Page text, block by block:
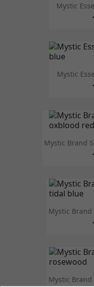
Mystic
Mystic
Mystic Brand
Mystic Brand
Mystic Brand